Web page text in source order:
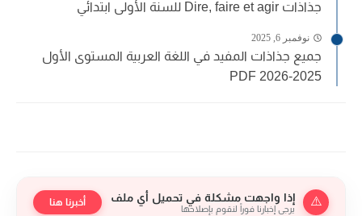
جذاذات Dire, faire et agir للسنة الأولى ابتدائي
نوفمبر 6, 2025
جميع جذاذات المفيد في اللغة العربية المستوى الأول
2025-2026 PDF
⚠️ إذا واجهت مشكلة في تحميل أي ملف
يرجى إخبارنا فوراً لنقوم بإصلاحها
أخبرنا هنا